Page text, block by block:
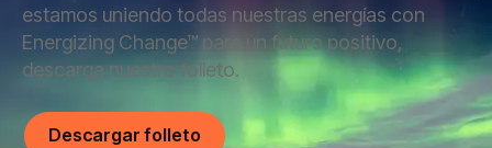
estamos uniendo todas nuestras energías con
Energizing Change™ para un futuro positivo,
descarga nuestro folleto.
Descargar folleto